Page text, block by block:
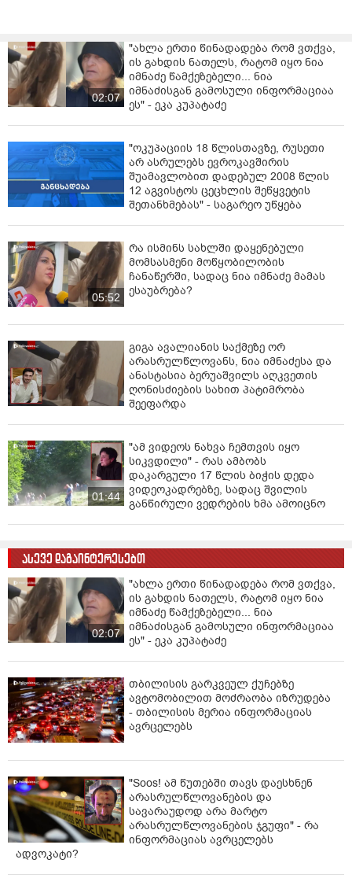
02:07
"ახლა ერთი წინადადება რომ ვთქვა,
ის გახდის ნათელს, რატომ იყო ნია
იმნაძე წამქეზებელი... ნია
იმნაძისგან გამოსული ინფორმაციაა
ეს" - ეკა კუპატაძე
"ოკუპაციის 18 წლისთავზე, რუსეთი
არ ასრულებს ევროკავშირის
შუამავლობით დადებულ 2008 წლის
12 აგვისტოს ცეცხლის შეწყვეტის
შეთანხმებას" - საგარეო უწყება
05:52
რა ისმინს სახლში დაყენებული
მომსასმენი მოწყობილობის
ჩანაწერში, სადაც ნია იმნაძე მამას
ესაუბრება?
გიგა ავალიანის საქმეზე ორ
არასრულწლოვანს, ნია იმნაძესა და
ანასტასია ბერუაშვილს აღკვეთის
ღონისძიების სახით პატიმრობა
შეეფარდა
01:44
"ამ ვიდეოს ნახვა ჩემთვის იყო
სიკვდილი" - რას ამბობს
დაკარგული 17 წლის ბიჭის დედა
ვიდეოკადრებზე, სადაც შვილის
განწირული ვედრების ხმა ამოიცნო
ასევე დაგაინტერესებთ
02:07
"ახლა ერთი წინადადება რომ ვთქვა,
ის გახდის ნათელს, რატომ იყო ნია
იმნაძე წამქეზებელი... ნია
იმნაძისგან გამოსული ინფორმაციაა
ეს" - ეკა კუპატაძე
თბილისის გარკვეულ ქუჩებზე
ავტომობილით მოძრაობა იზრუდება
- თბილისის მერია ინფორმაციას
ავრცელებს
"Soos! ამ წუთებში თავს დაესხნენ
არასრულწლოვანების და
სავარაუდოდ არა მარტო
არასრულწლოვანების ჯგუფი" - რა
ინფორმაციას ავრცელებს
ადვოკატი?